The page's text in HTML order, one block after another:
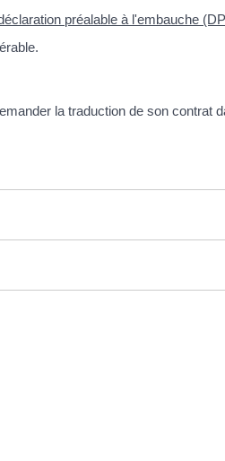
préalable à l'embauche
la traduction de son contrat